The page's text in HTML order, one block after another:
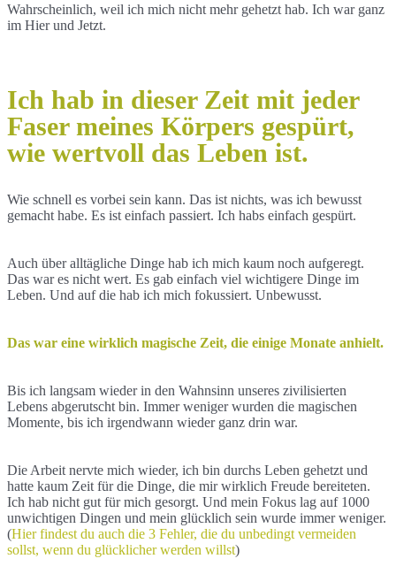
Wahrscheinlich, weil ich mich nicht mehr gehetzt hab. Ich war ganz
im Hier und Jetzt.
Ich hab in dieser Zeit mit jeder
Faser meines Körpers gespürt,
wie wertvoll das Leben ist.
Wie schnell es vorbei sein kann. Das ist nichts, was ich bewusst
gemacht habe. Es ist einfach passiert. Ich habs einfach gespürt.
Auch über alltägliche Dinge hab ich mich kaum noch aufgeregt.
Das war es nicht wert. Es gab einfach viel wichtigere Dinge im
Leben. Und auf die hab ich mich fokussiert. Unbewusst.
Das war eine wirklich magische Zeit, die einige Monate anhielt.
Bis ich langsam wieder in den Wahnsinn unseres zivilisierten
Lebens abgerutscht bin. Immer weniger wurden die magischen
Momente, bis ich irgendwann wieder ganz drin war.
Die Arbeit nervte mich wieder, ich bin durchs Leben gehetzt und
hatte kaum Zeit für die Dinge, die mir wirklich Freude bereiteten.
Ich hab nicht gut für mich gesorgt. Und mein Fokus lag auf 1000
unwichtigen Dingen und mein glücklich sein wurde immer weniger.
(Hier findest du auch die 3 Fehler, die du unbedingt vermeiden
sollst, wenn du glücklicher werden willst)